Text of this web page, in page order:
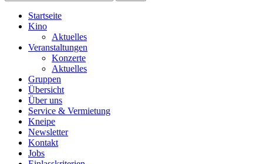
Startseite
Kino
Aktuelles
Veranstaltungen
Konzerte
Aktuelles
Gruppen
Übersicht
Über uns
Service & Vermietung
Kneipe
Newsletter
Kontakt
Jobs